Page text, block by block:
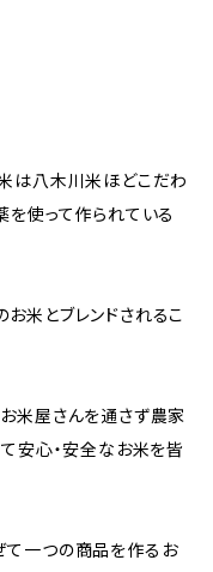
は八木川米ほどこだわ
を使って作られている
米とブレンドされるこ
米屋さんを通さず農家
安心・安全なお米を皆
て一つの商品を作るお